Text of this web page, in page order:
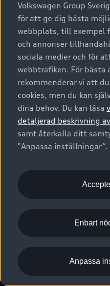
A6 modellerna
SUV
Avant
Audi Sport
Privatleasing
Nya bilar i lager
Begagnade bilar i lager
Audi approved :plus - så
Finansiering
Audi exclusive
Provkörning
Service & tillbehör
Audi digital services
Originaltillbehör - köp online
Garantier
Försäkring
Digitala manualer för din
Audi Collection –
Vanliga frågor
2G/3G nätet stängs ned -
Tjänstebil
Tjänstebil
Business lease online
Företagsleasing
Om Audi Sverige
Kontakta oss
Audi Återförsäljare/-
myAudi
Pressmeddelanden
Nyhetsbrev
Vårt hållbarhetsarbete
Lediga tjänster huvudkontor
Lediga tjänster hos Audi
Kommentar till
© 2026 AUDI SVERIGE. All
Utgivare Juridiskt
Juridiskt Audi Digital
Anpassa inställningar för
Visselblåsarkanaler
Volkswagen Group
för att ge dig bästa
webbplats, till exempel
och annonser
sociala medier och för
webbtrafiken. För bästa
rekommenderar vi att
cookies, men du kan
dina behov. Du kan läsa
detaljerad beskrivning
samt återkalla ditt
"Anpassa inställningar“.
Enbart
Anpassa